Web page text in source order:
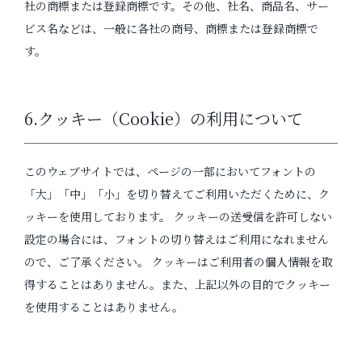
社の商標または登録商標です。その他、社名、商品名、サー
ビス名などは、一般に各社の商号、商標または登録商標で
す。
6.クッキー（Cookie）の利用について
このウェブサイトでは、ページの一部においてフォントの
「大」「中」「小」を切り替えてご利用いただくために、ク
ッキーを使用しております。 クッキーの送受信を許可しない
設定の場合には、フォントの切り替えはご利用になれません
ので、ご了承ください。 クッキーはご利用者の個人情報を取
得することはありません。また、上記以外の目的でクッキー
を使用することはありません。